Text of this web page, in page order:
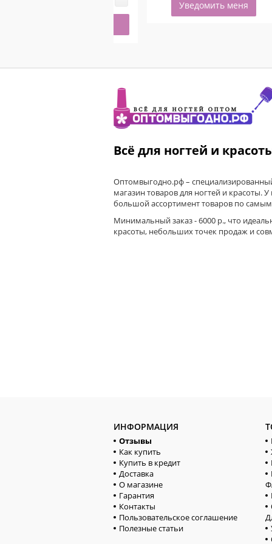
Уведомить меня
Всё для ногтей и
Оптомвыгодно.рф –
магазин товаров для ногтей и красоты. У
большой ассортимент товаров по
Минимальный заказ - 6000 р., что
красоты, небольших точек продаж и
ИНФОРМАЦИЯ
Отзывы
Как купить
Купить в кредит
Доставка
О магазине
Гарантия
Контакты
Пользовательское соглашение
Полезные статьи